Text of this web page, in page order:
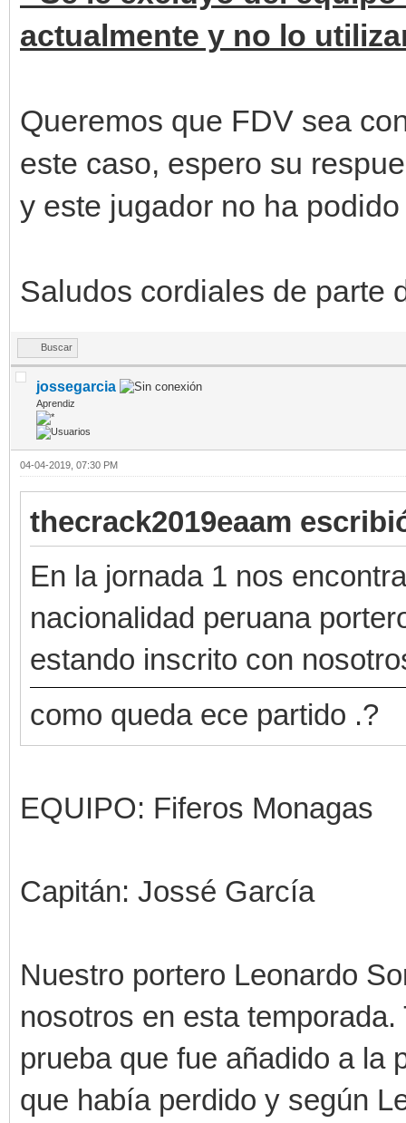
actualmente y no lo
Queremos que FDV sea
este caso, espero su
y este jugador no ha
Saludos cordiales de parte
Buscar
jossegarcia
Aprendiz
04-04-2019, 07:30 PM
thecrack2019eaam
En la jornada 1 nos
nacionalidad peruana
estando inscrito con
como queda ece partido .?
EQUIPO: Fiferos Monagas
Capitán: Jossé García
Nuestro portero Leonardo
nosotros en esta
prueba que fue añadido a la
que había perdido y según